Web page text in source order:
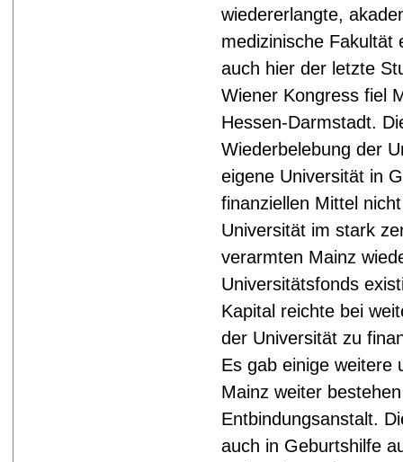
wiedererlangte,
medizinische Fakultät
auch hier der letzte
Wiener Kongress fiel
Hessen-Darmstadt.
Wiederbelebung der
eigene Universität in
finanziellen Mittel
Universität im stark
verarmten Mainz
Universitätsfonds
Kapital reichte bei
der Universität zu
Es gab einige weitere
Mainz weiter
Entbindungsanstalt.
auch in Geburtshilfe